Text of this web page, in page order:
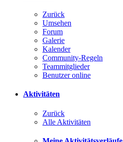
Zurück
Umsehen
Forum
Galerie
Kalender
Community-Regeln
Teammitglieder
Benutzer online
Aktivitäten
Zurück
Alle Aktivitäten